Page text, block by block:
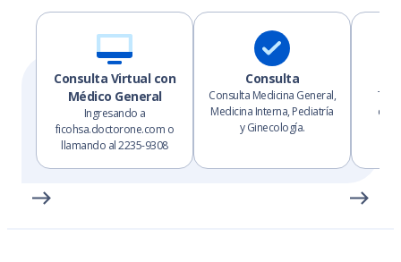
Consulta Virtual con
Médico General
Ingresando a
ficohsa.doctorone.com o
llamando al 2235-9308
Consulta
Consulta Medicina General,
Medicina Interna, Pediatría
y Ginecología.
Te